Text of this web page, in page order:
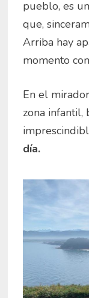
pueblo, es
que,
Arriba hay
momento
En el
zona infantil,
día.